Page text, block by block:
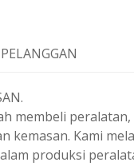
membeli
kemasan. Kami
produksi